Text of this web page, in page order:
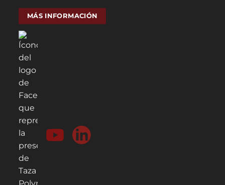
MÁS INFORMACIÓN